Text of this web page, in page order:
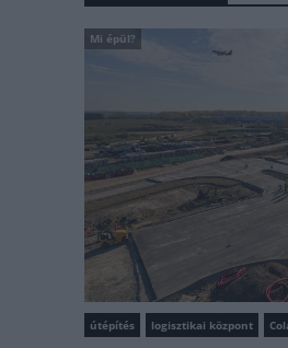
Mi épül?
útépítés logisztikai központ